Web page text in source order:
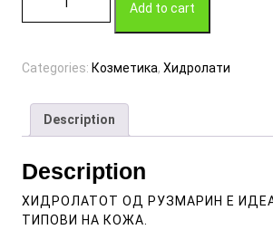
Add to cart
Categories: Козметика, Хидролати
Description
Description
ХИДРОЛАТОТ ОД РУЗМАРИН Е
ТИПОВИ НА КОЖА.